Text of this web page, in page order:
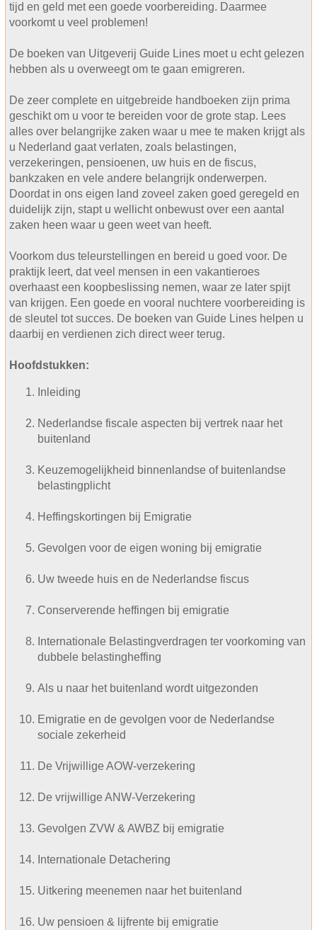
tijd en geld met een goede voorbereiding. Daarmee
voorkomt u veel problemen!
De boeken van Uitgeverij Guide Lines moet u echt gelezen
hebben als u overweegt om te gaan emigreren.
De zeer complete en uitgebreide handboeken zijn prima
geschikt om u voor te bereiden voor de grote stap. Lees
alles over belangrijke zaken waar u mee te maken krijgt als
u Nederland gaat verlaten, zoals belastingen,
verzekeringen, pensioenen, uw huis en de fiscus,
bankzaken en vele andere belangrijk onderwerpen.
Doordat in ons eigen land zoveel zaken goed geregeld en
duidelijk zijn, stapt u wellicht onbewust over een aantal
zaken heen waar u geen weet van heeft.
Voorkom dus teleurstellingen en bereid u goed voor. De
praktijk leert, dat veel mensen in een vakantieroes
overhaast een koopbeslissing nemen, waar ze later spijt
van krijgen. Een goede en vooral nuchtere voorbereiding is
de sleutel tot succes. De boeken van Guide Lines helpen u
daarbij en verdienen zich direct weer terug.
Hoofdstukken:
Inleiding
Nederlandse fiscale aspecten bij vertrek naar het
buitenland
Keuzemogelijkheid binnenlandse of buitenlandse
belastingplicht
Heffingskortingen bij Emigratie
Gevolgen voor de eigen woning bij emigratie
Uw tweede huis en de Nederlandse fiscus
Conserverende heffingen bij emigratie
Internationale Belastingverdragen ter voorkoming van
dubbele belastingheffing
Als u naar het buitenland wordt uitgezonden
Emigratie en de gevolgen voor de Nederlandse
sociale zekerheid
De Vrijwillige AOW-verzekering
De vrijwillige ANW-Verzekering
Gevolgen ZVW & AWBZ bij emigratie
Internationale Detachering
Uitkering meenemen naar het buitenland
Uw pensioen & lijfrente bij emigratie